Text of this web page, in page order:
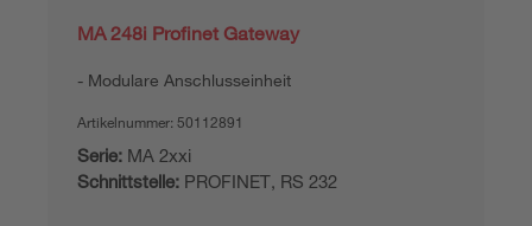
MA 248i Profinet Gateway
Modulare Anschlusseinheit
Artikelnummer: 50112891
Serie: MA 2xxi
Schnittstelle: PROFINET, RS 232